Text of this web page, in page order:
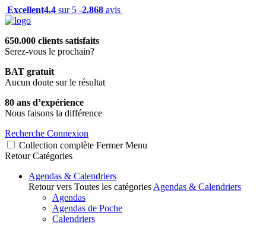
Excellent4.4 sur 5 -2.868 avis
650.000 clients satisfaits
Serez-vous le prochain?
BAT gratuit
Aucun doute sur le résultat
80 ans d’expérience
Nous faisons la différence
Recherche Connexion
Collection complète Fermer Menu
Retour Catégories
Agendas & Calendriers
Retour vers Toutes les catégories Agendas & Calendriers
Agendas
Agendas de Poche
Calendriers